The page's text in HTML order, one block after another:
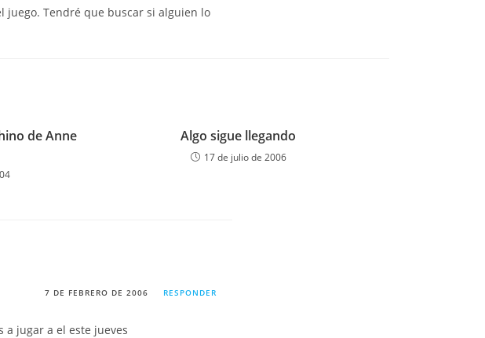
juego. Tendré que buscar si alguien lo
de Anne
Algo sigue llegando
17 de julio de 2006
7 DE FEBRERO DE 2006 RESPONDER
a jugar a el este jueves